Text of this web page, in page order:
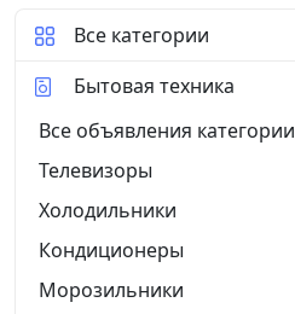
Все категории
Бытовая техника
Все объявления категории
Телевизоры
Холодильники
Кондиционеры
Морозильники